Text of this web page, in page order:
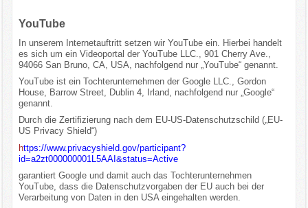
YouTube
In unserem Internetauftritt setzen wir YouTube ein. Hierbei handelt
es sich um ein Videoportal der YouTube LLC., 901 Cherry Ave.,
94066 San Bruno, CA, USA, nachfolgend nur „YouTube“ genannt.
YouTube ist ein Tochterunternehmen der Google LLC., Gordon
House, Barrow Street, Dublin 4, Irland, nachfolgend nur „Google“
genannt.
Durch die Zertifizierung nach dem EU-US-Datenschutzschild („EU-
US Privacy Shield“)
https://www.privacyshield.gov/participant?
id=a2zt000000001L5AAI&status=Active
garantiert Google und damit auch das Tochterunternehmen
YouTube, dass die Datenschutzvorgaben der EU auch bei der
Verarbeitung von Daten in den USA eingehalten werden.